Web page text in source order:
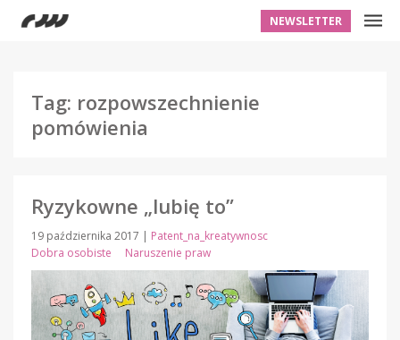
NEWSLETTER
Tag: rozpowszechnienie
pomówienia
Ryzykowne „lubię to”
19 października 2017 | Patent_na_kreatywnosc
Dobra osobiste
Naruszenie praw